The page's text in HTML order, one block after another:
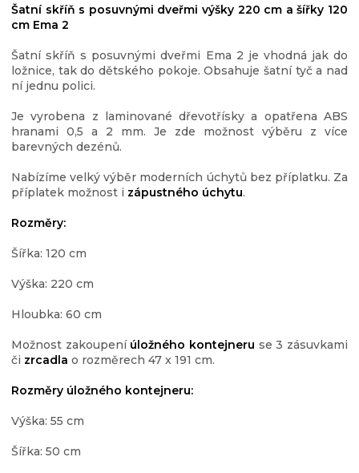
Šatní skříň s posuvnými dveřmi výšky 220 cm a šířky 120
cm Ema 2
Šatní skříň s posuvnými dveřmi Ema 2 je vhodná jak do
ložnice, tak do dětského pokoje. Obsahuje šatní tyč a nad
ní jednu polici.
Je vyrobena z laminované dřevotřísky a opatřena ABS
hranami 0,5 a 2 mm. Je zde možnost výběru z více
barevných dezénů.
Nabízíme velký výběr moderních úchytů bez příplatku. Za
příplatek možnost i zápustného úchytu.
Rozměry:
Šířka: 120 cm
Výška: 220 cm
Hloubka: 60 cm
Možnost zakoupení úložného kontejneru se 3 zásuvkami
či zrcadla o rozměrech 47 x 191 cm.
Rozměry úložného kontejneru:
Výška: 55 cm
Šířka: 50 cm